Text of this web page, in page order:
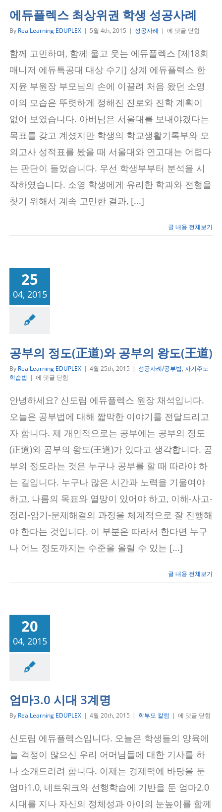
에듀플렉스 최상위권 학생 성공사례
By RealLearning EDUPLEX | 5월 4th, 2015 | 성공사례 | 에
플
렉
스
최
상
위
권
생
공
사
례
에 댓글 닫힘
함께 고민하며, 함께 울고 웃는 에듀플렉스 [제18회
매니저 에듀특공대 대상 수기] 상계 에듀플렉스 한
지윤 부원장 부모님의 손에 이끌려 처음 왔던 소영
이의 모습은 뚜렷하게 정해진 진로와 진학 계획이
없어 보였습니다. 아버님은 서울대를 보내야겠다는
목표를 갖고 계셨지만 학생의 학교생활기록부와 모
의고사 성적표를 봤을 때 서울대와 연고대는 어렵다
는 판단이 들었습니다. 우선 학생부부터 분석을 시
작하였습니다. 소영 학생에게 유리한 학과와 전형을
찾기 위해서 계속 고민한 결과, [...]
글 내용 전체보기
25
04, 2015
법 자기주도학
공부의 정도(正道)와 공부의 왕도(王道)
By RealLearning EDUPLEX | 4월 25th, 2015 | 성공사례/공부법, 자기주도
학습법 | 공
정
도
(正
道)
와
공
의
도
(王
道)
에 댓글 닫힘
안녕하세요? 신도림 에듀플렉스 원장 채석입니다.
오늘은 공부법에 대해 짧막한 이야기를 전달드리고
자 합니다. 제 개인적으로는 공부에는 공부의 정도
(正道)와 공부의 왕도(王道)가 있다고 생각합니다. 공
부의 정도라는 것은 누구나 공부를 할 때 따라야 하
는 길입니다. 누구나 많은 시간과 노력을 기울여야
하고, 나름의 목표와 열망이 있어야 하고, 이해-사고-
정리-암기-문제해결의 과정을 체계적으로 잘 진행해
야 한다는 것입니다. 이 부분은 따라서 한다면 누구
나 어느 정도까지는 수준을 올릴 수 있는 [...]
글 내용 전체보기
20
04, 2015
엄마3.0 시대 3계명
By RealLearning EDUPLEX | 4월 20th, 2015 | 학부모 칼럼 | 엄
3.0
시
대
3
계
명
에 댓글 닫힘
신도림 에듀플렉스입니다. 오늘은 학생들의 양육에
늘 걱정이 많으신 우리 어머님들에 대한 기사를 하
나 소개드리려 합니다. 이제는 경제력에 바탕을 둔
엄마1.0, 네트워크와 선행학습에 기반을 둔 엄마2.0
시대를 지나 자신의 정체성과 아이의 눈높이를 함께